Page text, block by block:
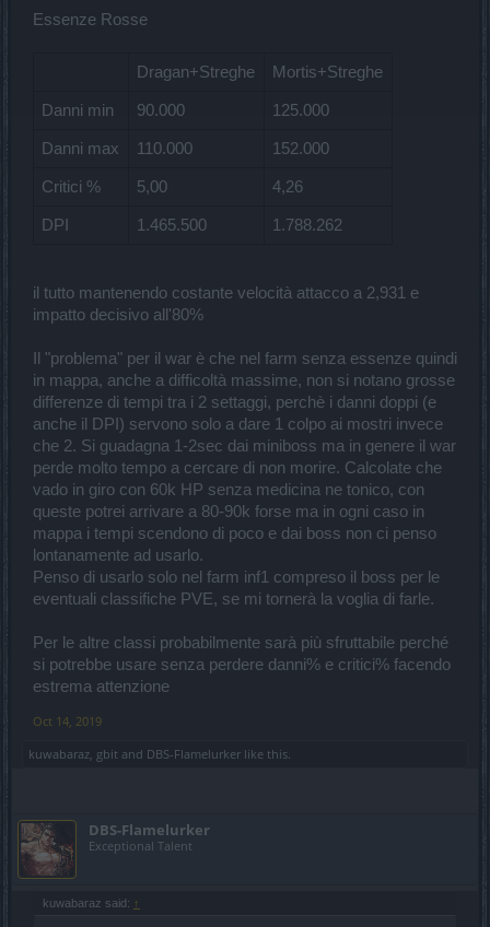
Essenze Rosse
Dragan+Streghe Mortis+Streghe
Danni min 90.000 125.000
Danni max 110.000 152.000
Critici % 5,00 4,26
DPI 1.465.500 1.788.262
il tutto mantenendo costante velocità attacco a 2,931 e
impatto decisivo all'80%
Il "problema" per il war è che nel farm senza essenze quindi
in mappa, anche a difficoltà massime, non si notano grosse
differenze di tempi tra i 2 settaggi, perchè i danni doppi (e
anche il DPI) servono solo a dare 1 colpo ai mostri invece
che 2. Si guadagna 1-2sec dai miniboss ma in genere il war
perde molto tempo a cercare di non morire. Calcolate che
vado in giro con 60k HP senza medicina ne tonico, con
queste potrei arrivare a 80-90k forse ma in ogni caso in
mappa i tempi scendono di poco e dai boss non ci penso
lontanamente ad usarlo.
Penso di usarlo solo nel farm inf1 compreso il boss per le
eventuali classifiche PVE, se mi tornerà la voglia di farle.
Per le altre classi probabilmente sarà più sfruttabile perché
si potrebbe usare senza perdere danni% e critici% facendo
estrema attenzione
Oct 14, 2019
kuwabaraz, gbit and DBS-Flamelurker like this.
DBS-Flamelurker
Exceptional Talent
kuwabaraz said: ↑